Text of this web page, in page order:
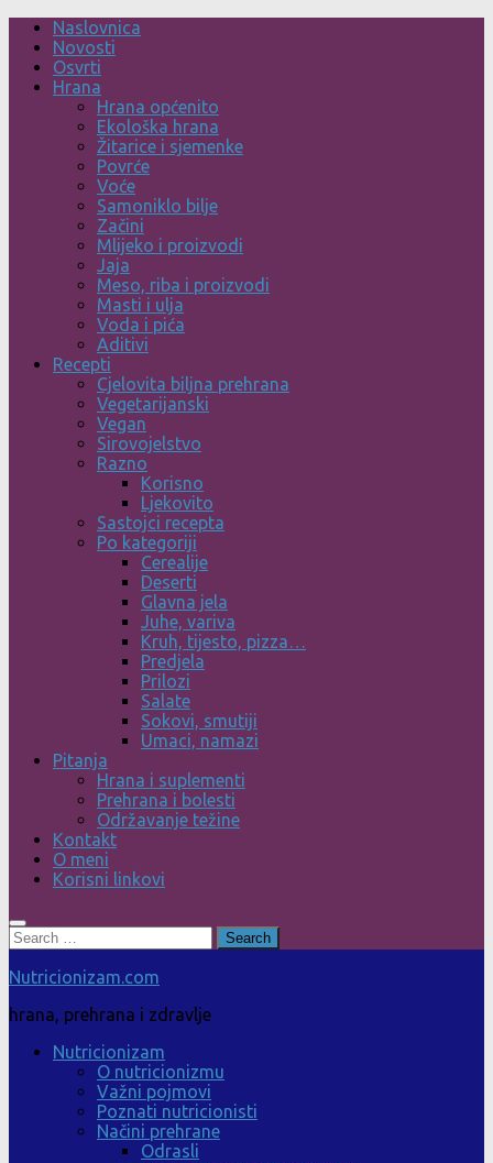
Skip
content
Naslovnica
Novosti
Osvrti
Hrana
Hrana općenito
Ekološka hrana
Žitarice i sjemenke
Povrće
Voće
Samoniklo bilje
Začini
Mlijeko i proizvodi
Jaja
Meso, riba i proizvodi
Masti i ulja
Voda i pića
Aditivi
Recepti
Cjelovita biljna prehrana
Vegetarijanski
Vegan
Sirovojelstvo
Razno
Korisno
Ljekovito
Sastojci recepta
Po kategoriji
Cerealije
Deserti
Glavna jela
Juhe, variva
Kruh, tijesto, pizza…
Predjela
Prilozi
Salate
Sokovi, smutiji
Umaci, namazi
Pitanja
Hrana i suplementi
Prehrana i bolesti
Održavanje težine
Kontakt
O meni
Korisni linkovi
Search
for:
Nutricionizam.com
hrana, prehrana i zdravlje
Nutricionizam
O nutricionizmu
Važni pojmovi
Poznati nutricionisti
Načini prehrane
Odrasli